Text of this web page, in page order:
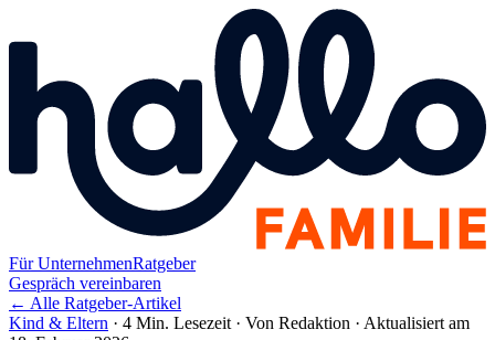
Für UnternehmenRatgeber
Gespräch vereinbaren
← Alle Ratgeber-Artikel
Kind & Eltern · 4 Min. Lesezeit · Von Redaktion · Aktualisiert am